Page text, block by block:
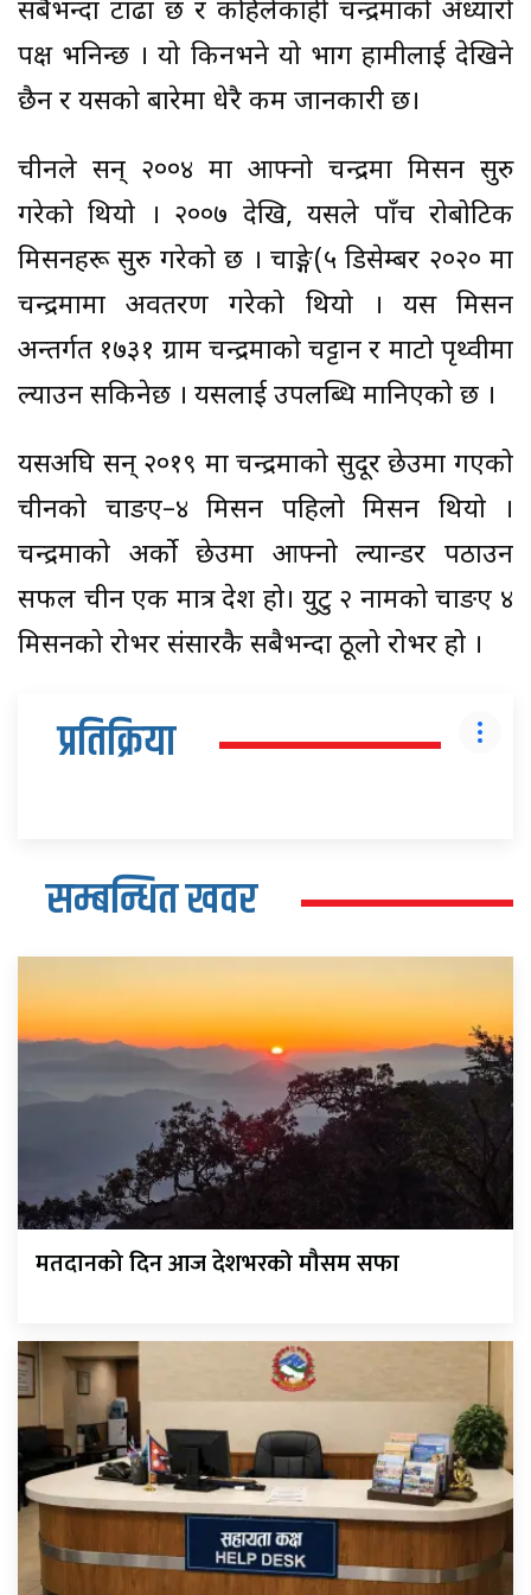
सबैभन्दा टाढा छ र कहिलेकाहीँ चन्द्रमाको अँध्यारो
पक्ष भनिन्छ । यो किनभने यो भाग हामीलाई देखिने
छैन र यसको बारेमा धेरै कम जानकारी छ।
चीनले सन् २००४ मा आफ्नो चन्द्रमा मिसन सुरु
गरेको थियो । २००७ देखि, यसले पाँच रोबोटिक
मिसनहरू सुरु गरेको छ । चाङ्गे(५ डिसेम्बर २०२० मा
चन्द्रमामा अवतरण गरेको थियो । यस मिसन
अन्तर्गत १७३१ ग्राम चन्द्रमाको चट्टान र माटो पृथ्वीमा
ल्याउन सकिनेछ । यसलाई उपलब्धि मानिएको छ ।
यसअघि सन् २०१९ मा चन्द्रमाको सुदूर छेउमा गएको
चीनको चाङए–४ मिसन पहिलो मिसन थियो ।
चन्द्रमाको अर्को छेउमा आफ्नो ल्यान्डर पठाउन
सफल चीन एक मात्र देश हो। युटु २ नामको चाङए ४
मिसनको रोभर संसारकै सबैभन्दा ठूलो रोभर हो ।
प्रतिक्रिया
सम्बन्धित खवर
मतदानको दिन आज देशभरको मौसम सफा